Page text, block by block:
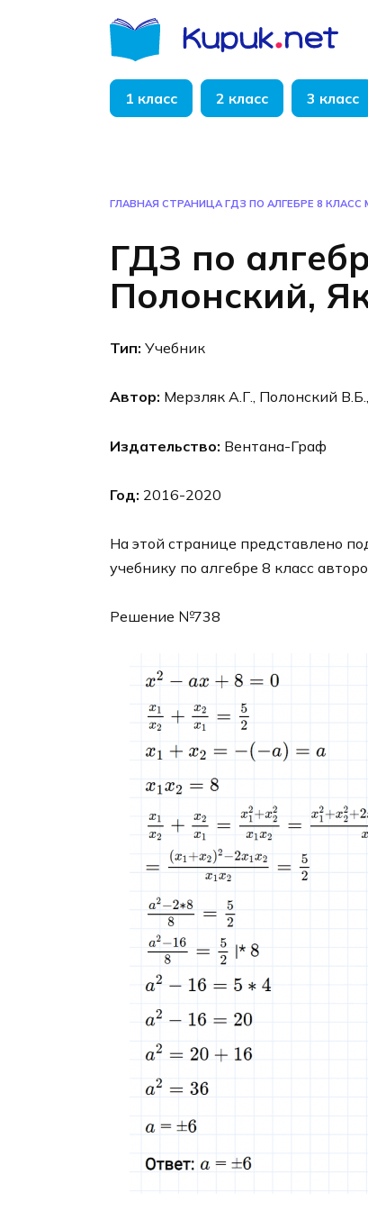
1 класс 2 класс 3 класс
ГЛАВНАЯ СТРАНИЦА ГДЗ ПО АЛГЕБРЕ 8
ГДЗ по
Полонский,
Тип: Учебник
Автор: Мерзляк А.Г., Полонский
Издательство: Вентана-Граф
Год: 2016-2020
На этой странице представлено
учебнику по алгебре 8 класс
Решение №738